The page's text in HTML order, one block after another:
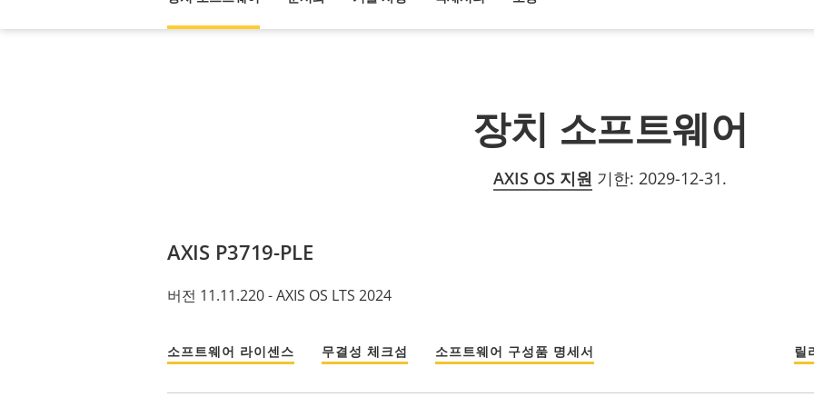
장치 소프트웨어
AXIS OS 지원 기한: 2029-12-31.
AXIS P3719-PLE
버전 11.11.220 - AXIS OS LTS 2024
소프트웨어 라이센스 무결성 체크섬 소프트웨어 구성품 명세서 릴